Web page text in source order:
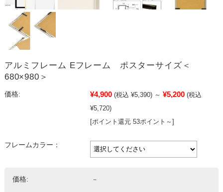
アルミフレーム Eフレーム ポスターサイズ＜
680×980＞
価格: ¥4,900 (税込 ¥5,390) ～ ¥5,200 (税込
¥5,720)
[ポイント還元 53ポイント～]
フレームカラー：
価格: －